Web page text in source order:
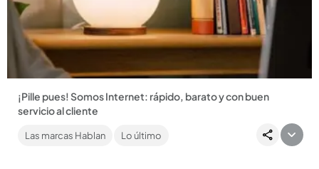
Compartir Noticia
¡Pille pues! Somos Internet: rápido, barato y con buen
servicio al cliente
gigantes de las telecomunicaciones: buen servicio, precios
Las marcas Hablan Lo último